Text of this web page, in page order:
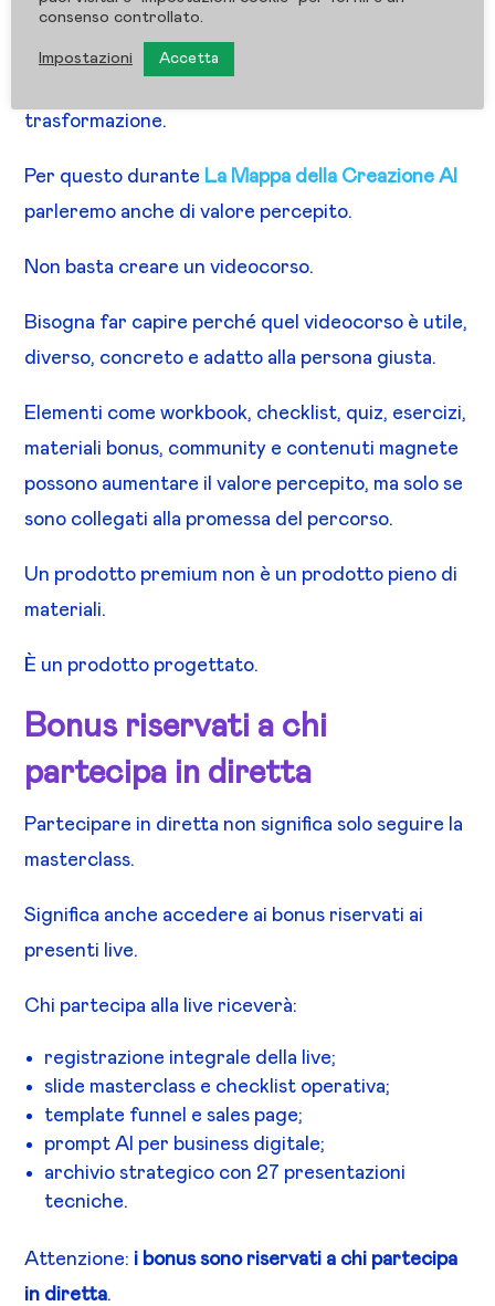
Quando i materiali aiutano davvero ad applicare.
Quando la pagina comunica valore.
trasformazione.
Per questo durante La Mappa della Creazione AI
parleremo anche di valore percepito.
Non basta creare un videocorso.
Bisogna far capire perché quel videocorso è utile,
diverso, concreto e adatto alla persona giusta.
Elementi come workbook, checklist, quiz, esercizi,
materiali bonus, community e contenuti magnete
possono aumentare il valore percepito, ma solo se
sono collegati alla promessa del percorso.
Un prodotto premium non è un prodotto pieno di
materiali.
È un prodotto progettato.
Bonus riservati a chi
partecipa in diretta
Partecipare in diretta non significa solo seguire la
masterclass.
Significa anche accedere ai bonus riservati ai
presenti live.
Chi partecipa alla live riceverà:
registrazione integrale della live;
slide masterclass e checklist operativa;
template funnel e sales page;
prompt AI per business digitale;
archivio strategico con 27 presentazioni
tecniche.
Attenzione: i bonus sono riservati a chi partecipa
in diretta.
consenso controllato.
Impostazioni Accetta